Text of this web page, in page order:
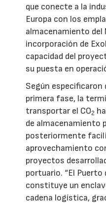
que conecte a la
Europa con los
almacenamiento del
incorporación de
capacidad del
su puesta en
Según especificaron
primera fase, la
transportar el CO2
de almacenamiento
posteriormente
aprovechamiento
proyectos
portuario. “El Puerto
constituye un
cadena logística,